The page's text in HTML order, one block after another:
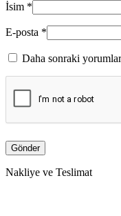
İsim *
E-posta *
Daha sonraki
Nakliye ve Teslimat